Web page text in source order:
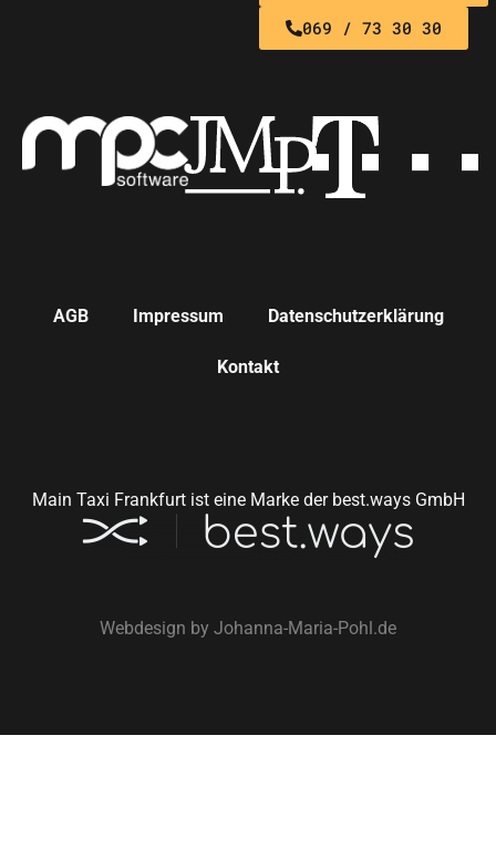
069 / 73 30 30
AGB Impressum Datenschutzerklärung
Kontakt
Main Taxi Frankfurt ist eine Marke der best.ways GmbH
Webdesign by Johanna-Maria-Pohl.de